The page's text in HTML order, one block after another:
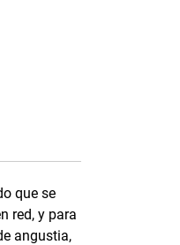
que se
red, y para
angustia,